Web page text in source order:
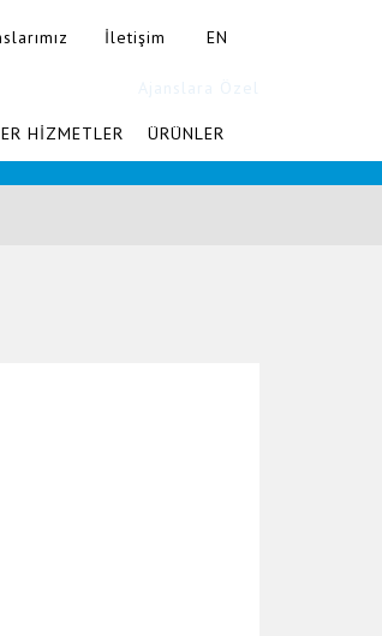
İletişim EN
HİZMETLER ÜRÜNLER